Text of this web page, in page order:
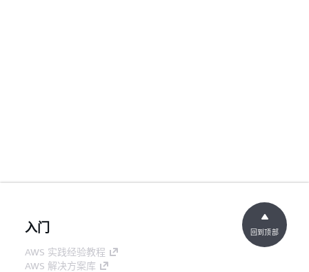
入门
AWS 实践经验教程
AWS 解决方案库
回到顶部